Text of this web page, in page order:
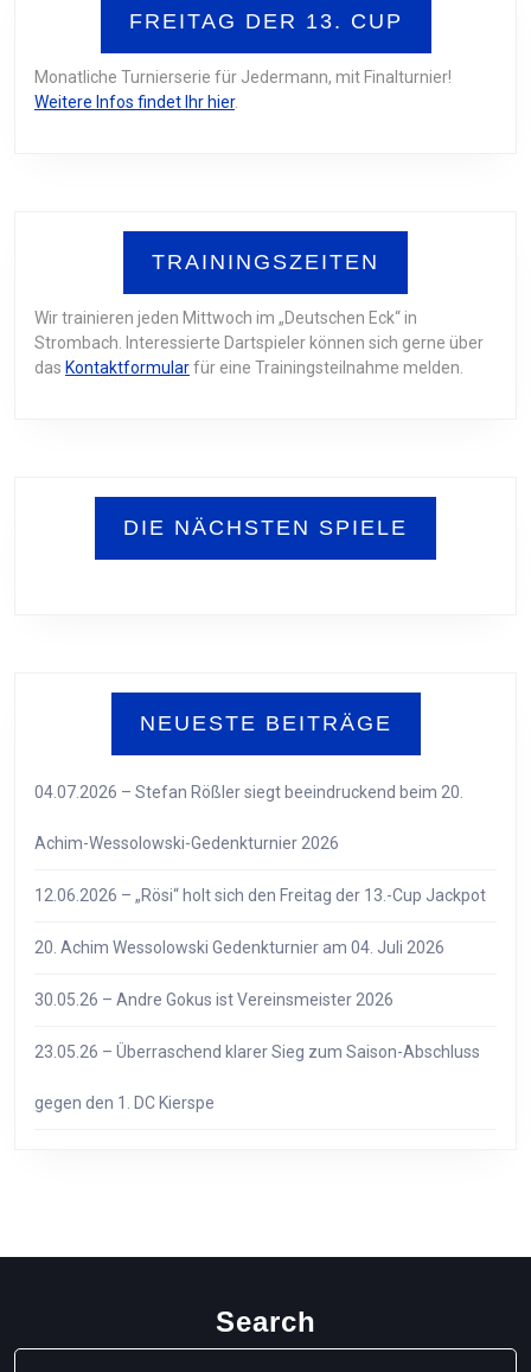
FREITAG DER 13. CUP
Monatliche Turnierserie für Jedermann, mit Finalturnier!
Weitere Infos findet Ihr hier.
TRAININGSZEITEN
Wir trainieren jeden Mittwoch im „Deutschen Eck“ in
Strombach. Interessierte Dartspieler können sich gerne über
das Kontaktformularfür eine Trainingsteilnahme melden.
DIE NÄCHSTEN SPIELE
NEUESTE BEITRÄGE
04.07.2026 – Stefan Rößler siegt beeindruckend beim 20.
Achim-Wessolowski-Gedenkturnier 2026
12.06.2026 – „Rösi“ holt sich den Freitag der 13.-Cup Jackpot
20. Achim Wessolowski Gedenkturnier am 04. Juli 2026
30.05.26 – Andre Gokus ist Vereinsmeister 2026
23.05.26 – Überraschend klarer Sieg zum Saison-Abschluss
gegen den 1. DC Kierspe
Search
Search